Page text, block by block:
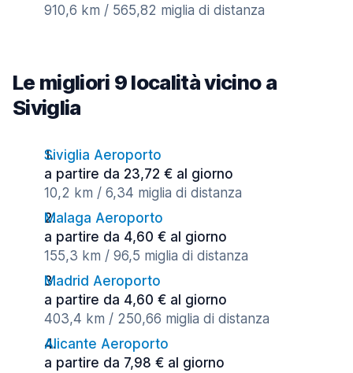
910,6 km / 565,82 miglia di distanza
Le migliori 9 località vicino a
Siviglia
Siviglia Aeroporto
a partire da 23,72 € al giorno
10,2 km / 6,34 miglia di distanza
Malaga Aeroporto
a partire da 4,60 € al giorno
155,3 km / 96,5 miglia di distanza
Madrid Aeroporto
a partire da 4,60 € al giorno
403,4 km / 250,66 miglia di distanza
Alicante Aeroporto
a partire da 7,98 € al giorno